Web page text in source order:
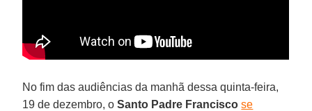
No fim das audiências da manhã dessa quinta-feira,
19 de dezembro, oSanto Padre Francisco se